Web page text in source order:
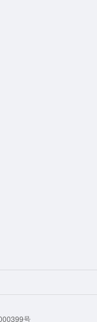
号